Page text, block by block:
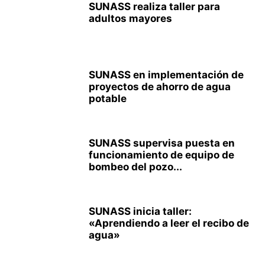
SUNASS realiza taller para
adultos mayores
SUNASS en implementación de
proyectos de ahorro de agua
potable
SUNASS supervisa puesta en
funcionamiento de equipo de
bombeo del pozo...
SUNASS inicia taller:
«Aprendiendo a leer el recibo de
agua»